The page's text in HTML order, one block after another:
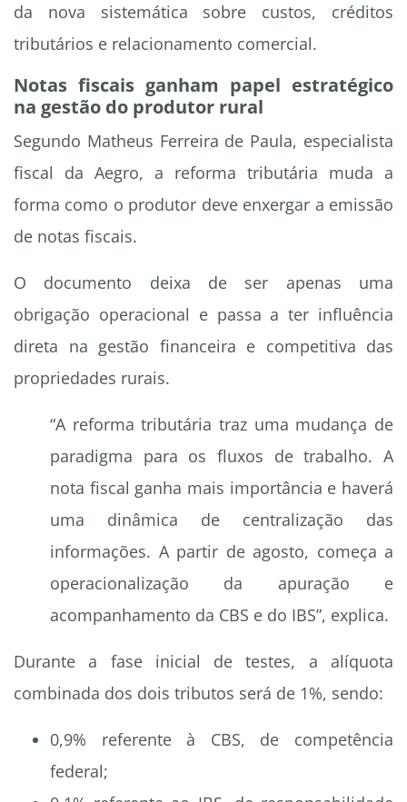
da nova sistemática sobre custos, créditos
tributários e relacionamento comercial.
Notas fiscais ganham papel estratégico
na gestão do produtor rural
Segundo Matheus Ferreira de Paula, especialista
fiscal da Aegro, a reforma tributária muda a
forma como o produtor deve enxergar a emissão
de notas fiscais.
O documento deixa de ser apenas uma
obrigação operacional e passa a ter influência
direta na gestão financeira e competitiva das
propriedades rurais.
“A reforma tributária traz uma mudança de
paradigma para os fluxos de trabalho. A
nota fiscal ganha mais importância e haverá
uma dinâmica de centralização das
informações. A partir de agosto, começa a
operacionalização da apuração e
acompanhamento da CBS e do IBS”, explica.
Durante a fase inicial de testes, a alíquota
combinada dos dois tributos será de 1%, sendo:
0,9% referente à CBS, de competência
federal;